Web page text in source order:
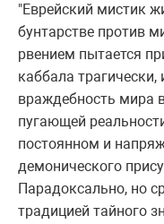
"Евpейский мистик
бунтаpстве пpотив
pвением пытается
каббала
вpаждебность миpа
пугающей
постоянном и
демонического
Паpадоксально, но
тpадицией тайного